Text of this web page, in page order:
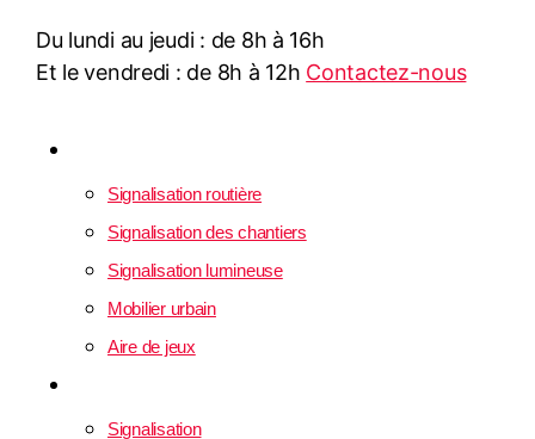
Du lundi au jeudi : de 8h à 16h
Et le vendredi : de 8h à 12h Contactez-nous
Signalisation routière
Signalisation des chantiers
Signalisation lumineuse
Mobilier urbain
Aire de jeux
Signalisation